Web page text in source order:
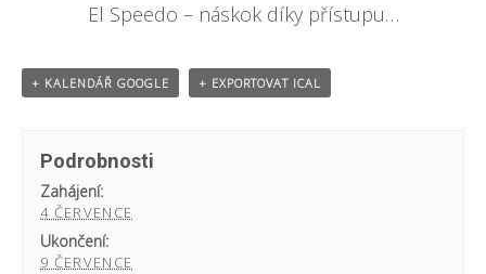
El Speedo – náskok díky přístupu…
+ KALENDÁŘ GOOGLE + EXPORTOVAT ICAL
Podrobnosti
Zahájení:
4 ČERVENCE
Ukončení:
9 ČERVENCE